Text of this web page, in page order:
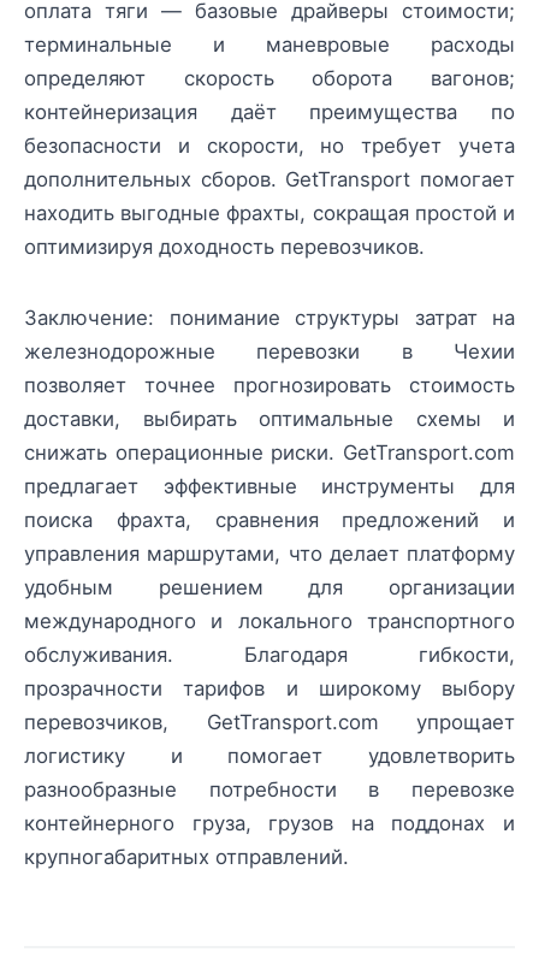
оплата тяги — базовые драйверы стоимости;
терминальные и маневровые расходы
определяют скорость оборота вагонов;
контейнеризация даёт преимущества по
безопасности и скорости, но требует учета
дополнительных сборов. GetTransport помогает
находить выгодные фрахты, сокращая простой и
оптимизируя доходность перевозчиков.
Заключение: понимание структуры затрат на
железнодорожные перевозки в Чехии
позволяет точнее прогнозировать стоимость
доставки, выбирать оптимальные схемы и
снижать операционные риски. GetTransport.com
предлагает эффективные инструменты для
поиска фрахта, сравнения предложений и
управления маршрутами, что делает платформу
удобным решением для организации
международного и локального транспортного
обслуживания. Благодаря гибкости,
прозрачности тарифов и широкому выбору
перевозчиков, GetTransport.com упрощает
логистику и помогает удовлетворить
разнообразные потребности в перевозке
контейнерного груза, грузов на поддонах и
крупногабаритных отправлений.